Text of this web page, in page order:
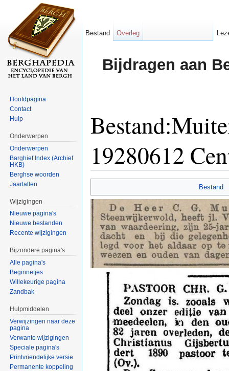
Bijdragen aan
19280612
Bestand
Bestand Overleg
Hoofdpagina
Contact
Hulp
Onderwerpen
Onderwerpen
Barghief Index (Archief
HKB)
Berghse woorden
Jaartallen
Wijzigingen
Nieuwe pagina's
Nieuwe bestanden
Recente wijzigingen
Bijzondere pagina's
Alle pagina's
Beginnetjes
Willekeurige pagina
Zandbak
Hulpmiddelen
Verwijzingen naar deze
pagina
Verwante wijzigingen
Speciale pagina's
Printvriendelijke versie
Permanente koppeling